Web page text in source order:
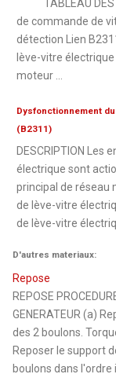
TABLEAU
de commande de
détection Lien
lève-vitre
moteur ...
Dysfonctionnement
(B2311)
DESCRIPTION Les
électrique sont
principal de réseau
de lève-vitre
de lève-vitre
D'autres materiaux:
Repose
REPOSE
GENERATEUR (a)
des 2 boulons.
Reposer le support
boulons dans l'ordre